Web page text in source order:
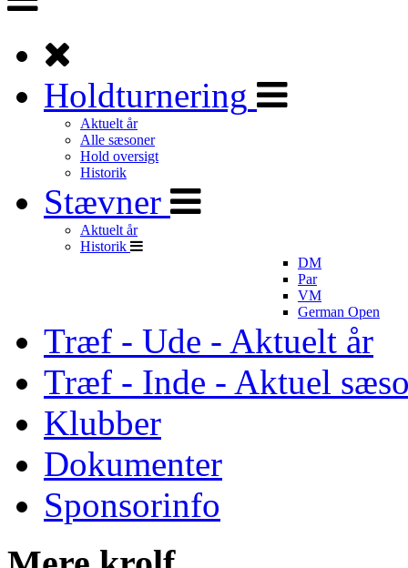
Holdturnering
Aktuelt år
Alle sæsoner
Hold oversigt
Historik
Stævner
Aktuelt år
Historik
DM
Par
VM
German Open
Træf - Ude - Aktuelt år
Træf - Inde - Aktuel
Klubber
Dokumenter
Sponsorinfo